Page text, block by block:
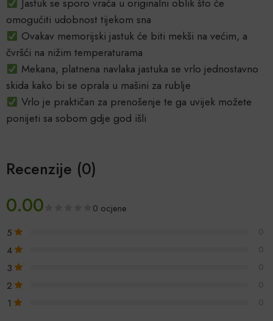
omogućiti udobnost tijekom sna
Ovakav memorijski jastuk će biti mekši na većim, a
čvršći na nižim temperaturama
Mekana, platnena navlaka jastuka se vrlo jednostavno
skida kako bi se oprala u mašini za rublje
Vrlo je praktičan za prenošenje te ga uvijek možete
ponijeti sa sobom gdje god išli
Recenzije (0)
0.00 0 ocjene
5 0
4 0
3 0
2 0
1 0